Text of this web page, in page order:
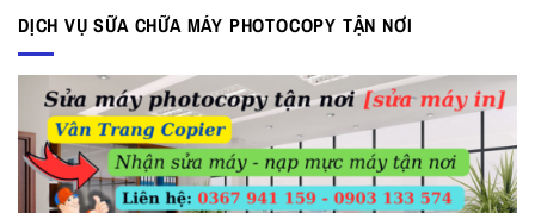
17.000.000 ₫.là:
15.000.000 ₫.
DỊCH VỤ SỮA CHỮA MÁY PHOTOCOPY TẬN NƠI